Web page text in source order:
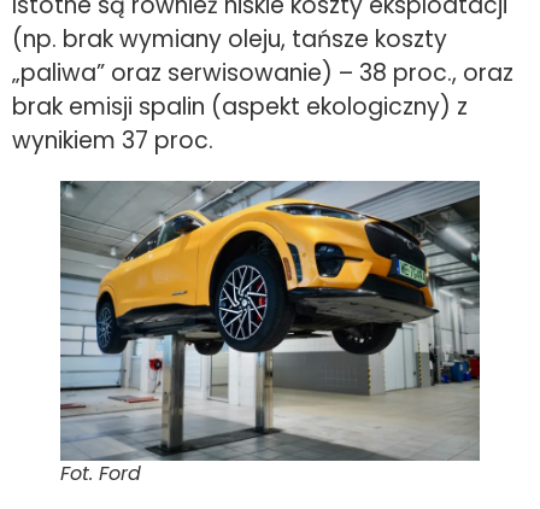
(np. brak wymiany oleju, tańsze koszty
„paliwa” oraz serwisowanie) – 38 proc., oraz
brak emisji spalin (aspekt ekologiczny) z
wynikiem 37 proc.
Fot. Ford